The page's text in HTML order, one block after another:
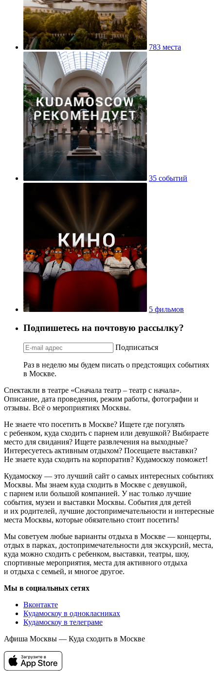
783 места
35 событий
5 фильмов
Подпишетесь на почтовую рассылку?
Подписаться
Раз в неделю мы будем писать о предстоящих событиях
в Москве.
Спектакли в театре «Сначала театр – театр с начала».
Описание, дата проведения, режим работы, фотографии и
отзывы. Всё о мероприятиях Москвы.
Не знаете что посетить в Москве? Ищете где погулять
с ребенком, куда сходить с парнем или девушкой? Выбираете
место для свидания? Ищете развлечения на выходные?
Интересуетесь активным отдыхом? Посещаете выставки?
Не знаете куда сходить на корпоратив? Кудамоскоу поможет!
Кудамоскоу — это лучший сайт о самых интересных событиях
Москвы. Мы знаем куда сходить в Москве с девушкой,
с парнем или большой компанией. У нас только лучшие
события, музеи и выставки Москвы. События для детей
и их родителей, лучшие достопримечательности и интересные
места Москвы, которые обязательно стоит посетить!
Мы советуем любые варианты отдыха в Москве — концерты,
отдых в парках, достопримечательности для экскурсий, места,
куда можно сходить с ребенком, выставки, театры, шоу,
спортивные мероприятия, места для активного отдыха
и отдыха с семьей, и многое другое.
Мы в социальных сетях
Вконтакте
Кудамоскоу в однокласниках
Кудамоскоу в телеграме
Афиша Москвы — Куда сходить в Москве